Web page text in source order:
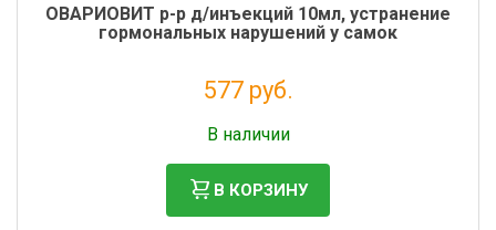
ОВАРИОВИТ р-р д/инъекций 10мл, устранение
гормональных нарушений у самок
577 руб.
В наличии
В КОРЗИНУ